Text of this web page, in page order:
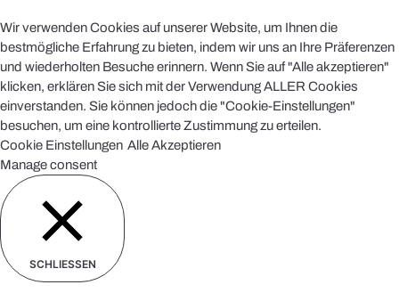
Wir verwenden Cookies auf unserer Website, um Ihnen die
bestmögliche Erfahrung zu bieten, indem wir uns an Ihre Präferenzen
und wiederholten Besuche erinnern. Wenn Sie auf "Alle akzeptieren"
klicken, erklären Sie sich mit der Verwendung ALLER Cookies
einverstanden. Sie können jedoch die "Cookie-Einstellungen"
besuchen, um eine kontrollierte Zustimmung zu erteilen.
Cookie Einstellungen Alle Akzeptieren
Manage consent
SCHLIESSEN